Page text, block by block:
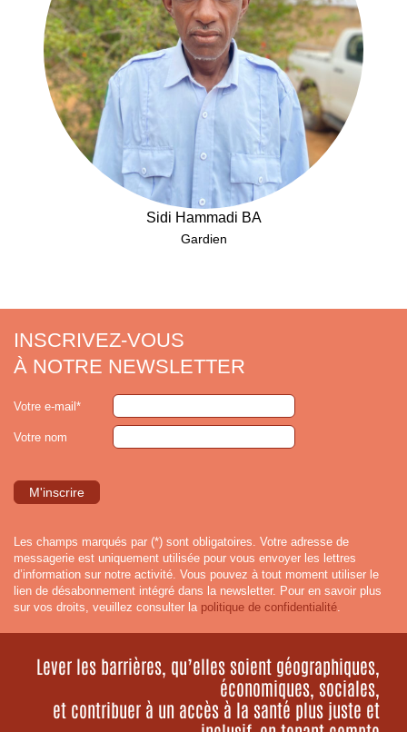
Sidi Hammadi BA
Gardien
INSCRIVEZ-VOUS
À NOTRE NEWSLETTER
Votre e-mail*
Votre nom
Les champs marqués par (*) sont obligatoires. Votre adresse de
messagerie est uniquement utilisée pour vous envoyer les lettres
d’information sur notre activité. Vous pouvez à tout moment utiliser le
lien de désabonnement intégré dans la newsletter. Pour en savoir plus
sur vos droits, veuillez consulter la politique de confidentialité.
Lever les barrières, qu’elles soient géographiques,
économiques, sociales,
et contribuer à un accès à la santé plus juste et